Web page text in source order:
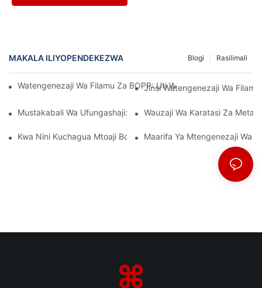
MAKALA ILIYOPENDEKEZWA Rasilimali
Blogi
Watengenezaji Wa Filamu Za BOPP: Uti Wa Mgongo Wa
Jinsi Watengenezaji Wa
Mustakabali Wa Ufungashaji: Maarifa Kutoka Kwa
Wauzaji Wa Karatasi Za
Kwa Nini Kuchagua Mtoaji Bora Wa Filamu Wa BOPP Ni Muhimu
Maarifa Ya Mtengenezaji Wa